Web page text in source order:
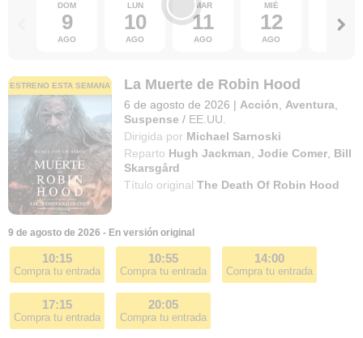
DOM
9
AGO
LUN
10
AGO
MAR
11
AGO
MIÉ
12
AGO
13
ESTRENO ESTA SEMANA La Muerte de Robin Hood
6 de agosto de 2026 | Acción Aventura
Suspense / EE.UU.
Dirigida por Michael Sarnoski
Reparto Hugh Jackman ,Jodie Comer Bill
Skarsgård
Título originalThe Death Of Robin Hood
9 de agosto de 2026 - En versión original
10:15
Compra tu entrada
10:55
Compra tu entrada
14:00
Compra tu entrada
17:15
Compra tu entrada
20:05
Compra tu entrada